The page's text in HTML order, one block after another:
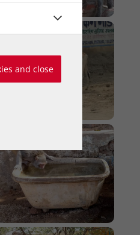
and close